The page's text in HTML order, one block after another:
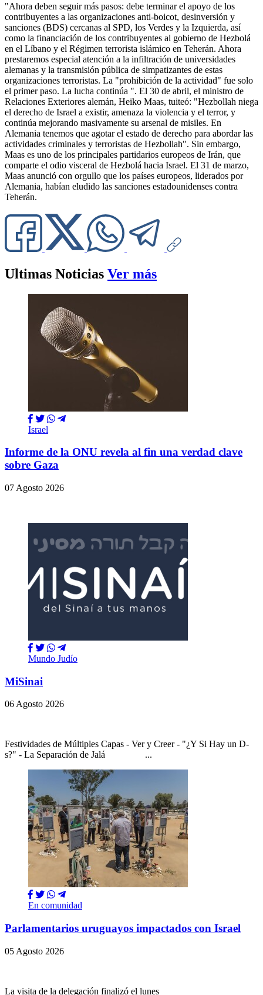
"Ahora deben seguir más pasos: debe terminar el apoyo de los
contribuyentes a las organizaciones anti-boicot, desinversión y
sanciones (BDS) cercanas al SPD, los Verdes y la Izquierda, así
como la financiación de los contribuyentes al gobierno de Hezbolá
en el Líbano y el Régimen terrorista islámico en Teherán. Ahora
prestaremos especial atención a la infiltración de universidades
alemanas y la transmisión pública de simpatizantes de estas
organizaciones terroristas. La "prohibición de la actividad" fue solo
el primer paso. La lucha continúa ". El 30 de abril, el ministro de
Relaciones Exteriores alemán, Heiko Maas, tuiteó: "Hezbollah niega
el derecho de Israel a existir, amenaza la violencia y el terror, y
continúa mejorando masivamente su arsenal de misiles. En
Alemania tenemos que agotar el estado de derecho para abordar las
actividades criminales y terroristas de Hezbollah". Sin embargo,
Maas es uno de los principales partidarios europeos de Irán, que
comparte el odio visceral de Hezbolá hacia Israel. El 31 de marzo,
Maas anunció con orgullo que los países europeos, liderados por
Alemania, habían eludido las sanciones estadounidenses contra
Teherán.
Ultimas Noticias Ver más
Israel
Informe de la ONU revela al fin una verdad clave
sobre Gaza
07 Agosto 2026
Mundo Judío
MiSinai
06 Agosto 2026
Festividades de Múltiples Capas - Ver y Creer - "¿Y Si Hay un D-
s?" - La Separación de Jalá ...
En comunidad
Parlamentarios uruguayos impactados con Israel
05 Agosto 2026
La visita de la delegación finalizó el lunes